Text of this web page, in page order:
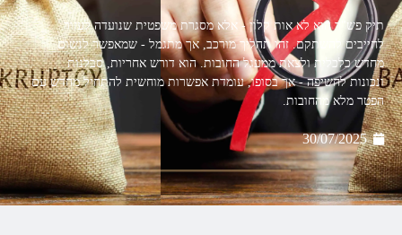
תיק פש"ר הוא לא אות קלון - אלא מסגרת משפטית שנועדה לעזור
לחייבים להשתקם. זהו תהליך מורכב, אך מתגמל - שמאפשר לנשום
מחדש כלכלית ולצאת ממעגל החובות. הוא דורש אחריות, סבלנות
ונכונות לחשיפה - אך בסופו, עומדת אפשרות מוחשית להתחיל מחדש עם
הפטר מלא מהחובות.
30/07/2025